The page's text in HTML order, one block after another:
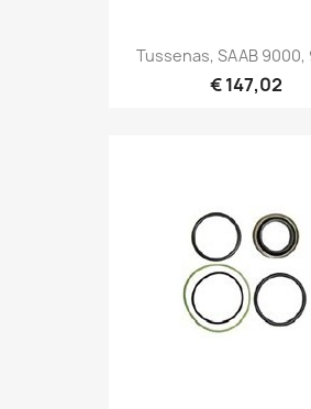
Tussenas, SAAB 9000,
€ 147,02